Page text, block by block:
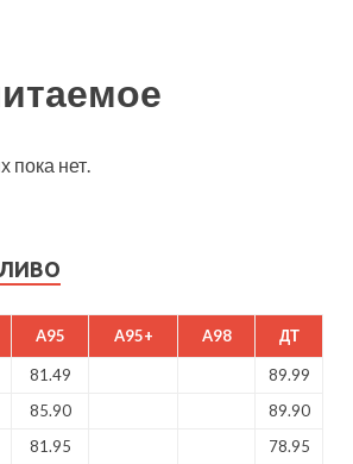
пока нет.
A95 A95+ A98 ДТ
81.49
89.99
85.90
89.90
81.95 78.95